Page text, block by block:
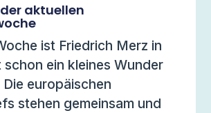
aktuellen
ist Friedrich Merz in
schon ein kleines Wunder
europäischen
stehen gemeinsam und